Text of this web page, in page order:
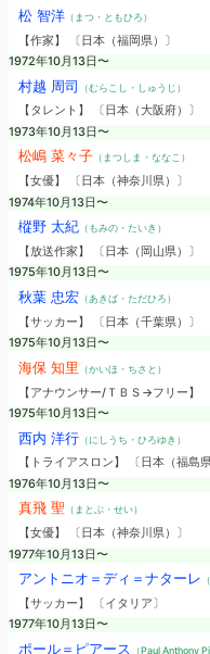
松 智洋（まつ・ともひろ）
【作家】 〔日本（福岡県）〕
1972年10月13日〜
村越 周司 （むらこし・しゅうじ）
【タレント】 〔日本（大阪府）〕
1973年10月13日〜
松嶋 菜々子（まつしま・ななこ）
【女優】 〔日本（神奈川県）〕
1974年10月13日〜
樅野 太紀（もみの・たいき）
【放送作家】 〔日本（岡山県）〕
1975年10月13日〜
秋葉 忠宏（あきば・ただひろ）
【サッカー】 〔日本（千葉県）〕
1975年10月13日〜
海保 知里 （かいほ・ちさと）
【アナウンサー/ＴＢＳ→フリー】
1975年10月13日〜
西内 洋行（にしうち・ひろゆき）
【トライアスロン】 〔日本（福島県
1976年10月13日〜
真飛 聖 （まとぶ・せい）
【女優】 〔日本（神奈川県）〕
1977年10月13日〜
アントニオ＝ディ＝ナターレ
【サッカー】 〔イタリア〕
1977年10月13日〜
ポール＝ピアース （Paul Anthony